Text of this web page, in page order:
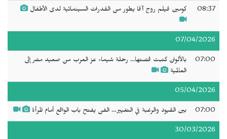
08:37 كومين فيلم روج آفا يطور من القدرات السينمائية لدى الأطفال
07/04/2026
07:00
بالألوان كتبت قصتها... رحلة شيماء عز العرب من صعيد مصر إلى
العالمية
05/04/2026
07:00 بين القيود والرغبة في التغيير… الفن يفتح باب الواقع أمام المرأة
30/03/2026